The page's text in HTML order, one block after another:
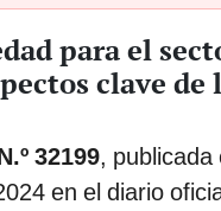
para el
clave de
32199, publicada
en el diario